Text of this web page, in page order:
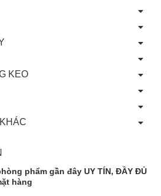
KEO
phẩm gần đây UY TÍN, ĐẦY ĐỦ
hàng